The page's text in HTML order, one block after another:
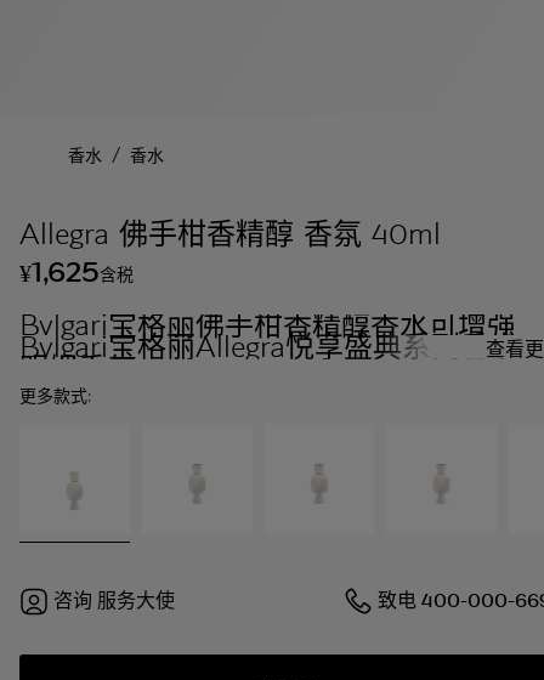
香水 / 香水
Allegra 佛手柑香精醇 香氛 40ml
¥1,625含税
Bvlgari宝格丽佛手柑香精醇香水可增强
Bvlgari宝格丽Allegra悦享盛典系列香水
明媚香气。 查看
更多款式:
咨询 服务大使 致电400-000-